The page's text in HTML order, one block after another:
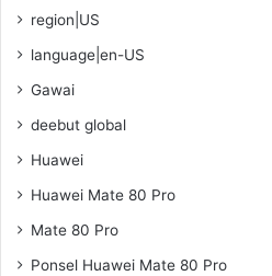
region|US
language|en-US
Gawai
deebut global
Huawei
Huawei Mate 80 Pro
Mate 80 Pro
Ponsel Huawei Mate 80 Pro